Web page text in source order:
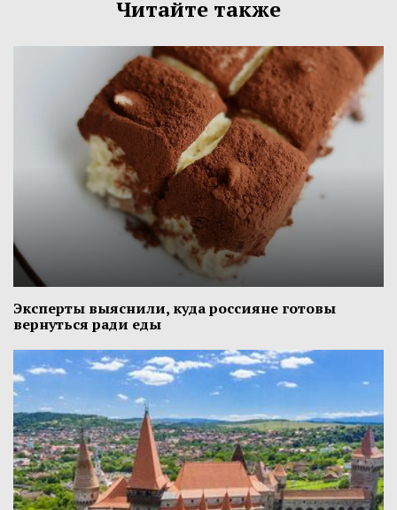
Читайте также
Эксперты выяснили, куда россияне готовы
вернуться ради еды